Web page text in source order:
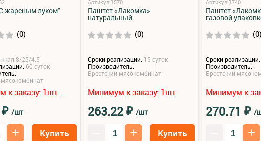
жареным луком"
(0)
ккал 8/25/4.5
60 суток
мясокомбинат
к заказу: 1шт.
₽ /шт
+ Купить
Артикул:1570
Паштет «Лакомка»
натуральный
(0)
Сроки реализации: 15 суток
Производитель:
Брестский мясокомбинат
Минимум к заказу: 1шт.
263.22₽ /шт
+ Купить
Артикул:1740
Паштет
газовой
(0)
Сроки реализации:
Производитель:
Брестский
Минимум к
270.71 ₽ /
+